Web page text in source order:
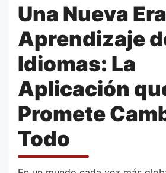
Una Nueva
Aprendizaje
Idiomas: La
Aplicación
Promete
Todo